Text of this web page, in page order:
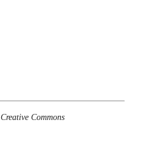
Creative Commons